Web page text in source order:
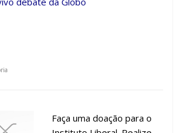
Faça uma doação para o